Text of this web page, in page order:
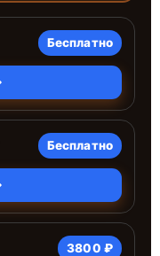
Бесплатно
Бесплатно
3800 ₽